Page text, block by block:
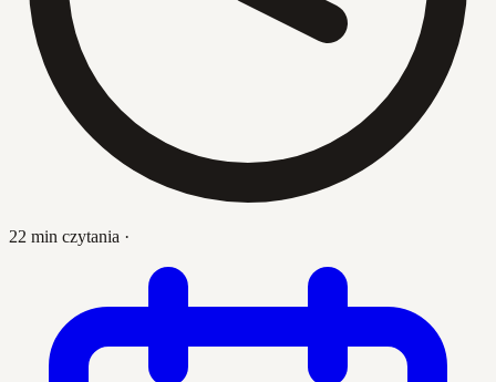
22 min czytania ·